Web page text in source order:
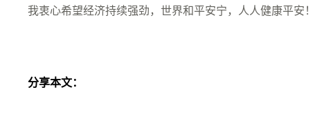
我衷心希望经济持续强劲，世界和平安宁，人人健康平安！
分享本文：